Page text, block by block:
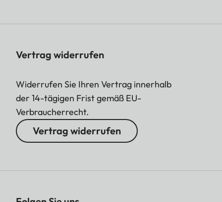
Vertrag widerrufen
Widerrufen Sie Ihren Vertrag innerhalb
der 14-tägigen Frist gemäß EU-
Verbraucherrecht.
Vertrag widerrufen